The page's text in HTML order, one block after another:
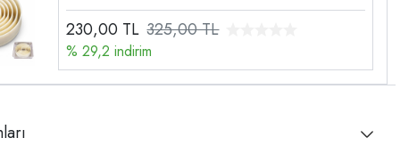
230,00 TL 325,00 TL
% 29,2 indirim